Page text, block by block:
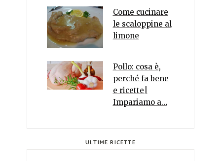
Come cucinare
le scaloppine al
limone
Pollo: cosa è,
perché fa bene
e ricette|
Impariamo a…
ULTIME RICETTE